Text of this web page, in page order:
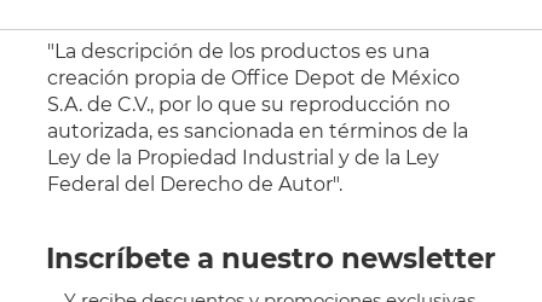
"La descripción de los productos es una
creación propia de Office Depot de México
S.A. de C.V., por lo que su reproducción no
autorizada, es sancionada en términos de la
Ley de la Propiedad Industrial y de la Ley
Federal del Derecho de Autor".
Inscríbete a nuestro newsletter